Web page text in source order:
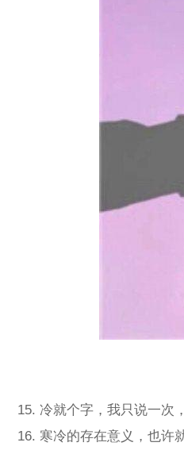
15. 冷就个字，我只说一次
16. 寒冷的存在意义，也许